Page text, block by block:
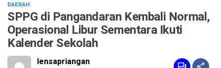
DAERAH
SPPG di Pangandaran Kembali Normal,
Operasional Libur Sementara Ikuti
Kalender Sekolah
lensapriangan